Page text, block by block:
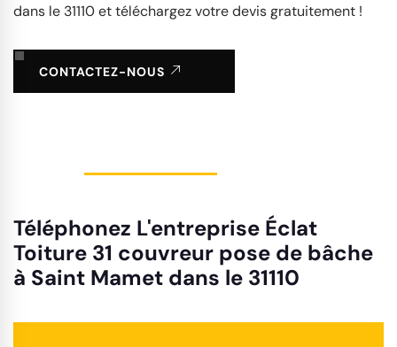
dans le 31110 et téléchargez votre devis gratuitement !
CONTACTEZ-NOUS
Téléphonez L'entreprise Éclat
Toiture 31 couvreur pose de bâche
à Saint Mamet dans le 31110